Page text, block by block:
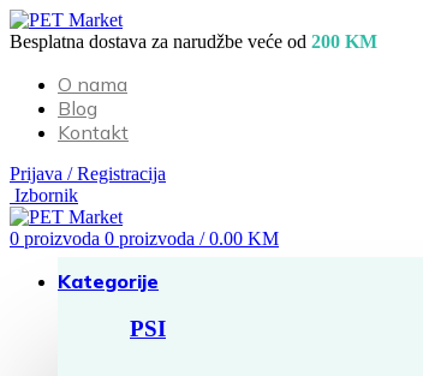
Besplatna dostava za narudžbe veće od 200 KM
O nama
Blog
Kontakt
Prijava / Registracija
Izbornik
0 proizvoda 0 proizvoda / 0.00 KM
Kategorije
PSI